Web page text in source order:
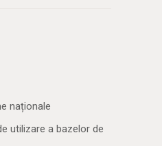
naționale
utilizare a bazelor de